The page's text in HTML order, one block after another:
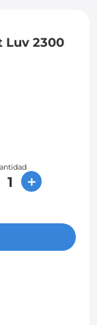
Luv 2300
＋